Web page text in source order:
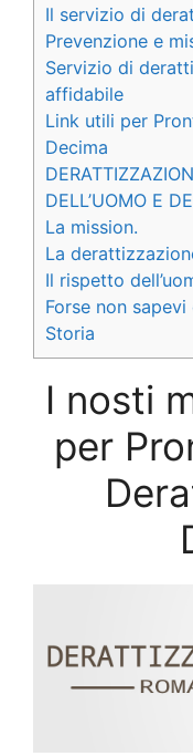
Il servizio di
Prevenzione e
Servizio di
affidabile
Link utili per
Decima
DELL’UOMO E
La mission.
La
Il rispetto
Forse non
Storia
I nosti
per